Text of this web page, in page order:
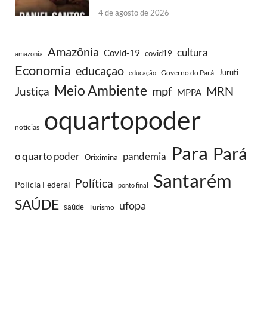
4 de agosto de 2026
amazonia Amazônia Covid-19 covid19 cultura
Economia educaçao educação Governo do Pará Juruti
Justiça Meio Ambiente mpf MPPA MRN
notícias oquartopoder
o quarto poder Oriximina pandemia Para Pará
Polícia Federal Política ponto final Santarém
SAÚDE saúde Turismo ufopa